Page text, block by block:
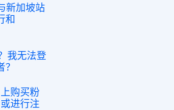
新加坡站
和
我无法登
购买粉
进行注